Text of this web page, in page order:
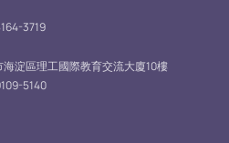
3719
淀區理工國際教育交流大廈10樓
5140